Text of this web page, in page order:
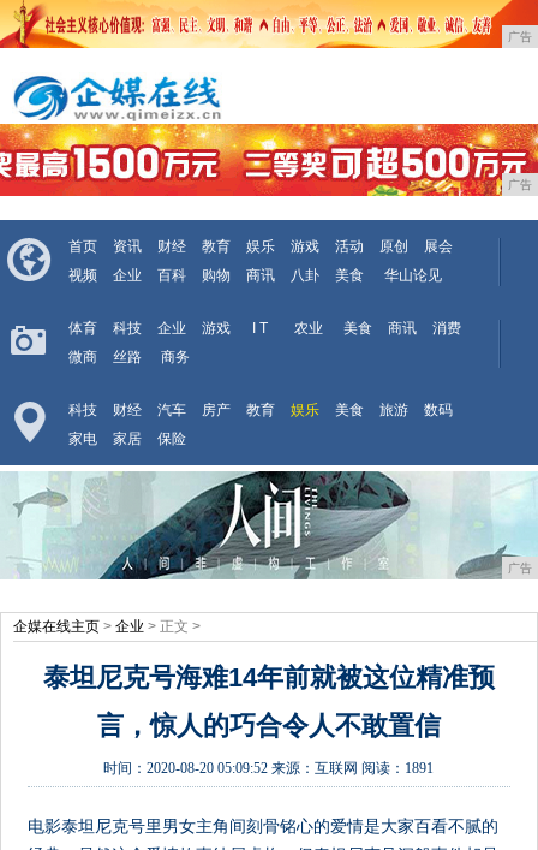
广告
广告
首页 资讯 财经 教育 娱乐 游戏 活动 原创
展会
视频
企业 百科 购物 商讯 八卦 美食 华山论见
体育 科技 企业 游戏 I T 农业 美食 商讯
消费
微商
丝路 商务
科技 财经 汽车 房产 教育 娱乐 美食 旅游
数码
家电
家居 保险
广告
企媒在线主页 > 企业 > 正文 >
泰坦尼克号海难14年前就被这位精准预
言，惊人的巧合令人不敢置信
时间：2020-08-20 05:09:52 来源：互联网 阅读：1891
电影泰坦尼克号里男女主角间刻骨铭心的爱情是大家百看不腻的